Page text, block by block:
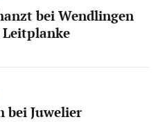
bei Wendlingen
Leitplanke
bei Juwelier